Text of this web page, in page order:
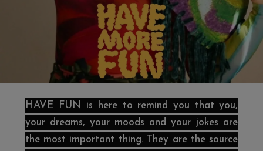
HAVE FUN is here to remind you that you,
your dreams, your moods and your jokes are
the most important thing. They are the source